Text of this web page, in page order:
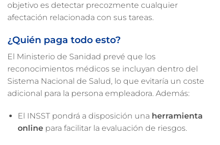
objetivo es detectar precozmente cualquier
afectación relacionada con sus tareas.
¿Quién paga todo esto?
El Ministerio de Sanidad prevé que los
reconocimientos médicos se incluyan dentro del
Sistema Nacional de Salud, lo que evitaría un coste
adicional para la persona empleadora. Además:
El INSST pondrá a disposición una herramienta
onlinepara facilitar la evaluación de riesgos.